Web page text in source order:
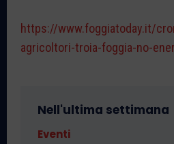
https://www.foggiatoday.it/
agricoltori-troia-foggia-no-
Nell'ultima settimana
Eventi